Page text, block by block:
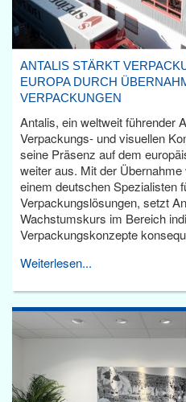
ANTALIS STÄRKT
EUROPA DURCH
VERPACKUNGEN
Antalis, ein weltweit führender
Verpackungs- und visuellen
seine Präsenz auf dem
weiter aus. Mit der
einem deutschen Spezialisten
Verpackungslösungen, setzt
Wachstumskurs im Bereich
Verpackungskonzepte
Weiterlesen...